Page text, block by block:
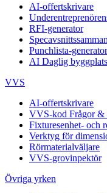
AI-offertskrivare
RFI-generator
Punchlista-generator
AI Daglig
VVS
AI-offertskrivare
VVS-kod Frågor &
Fixturesenhet- och
Verktyg för
Rörmaterialväljare
VVS-grovinpektör
Övriga yrken